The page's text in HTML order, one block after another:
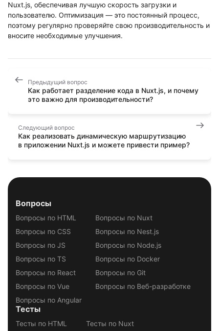
Nuxt.js, обеспечивая лучшую скорость загрузки и
пользователю. Оптимизация — это постоянный процесс,
поэтому регулярно проверяйте свою производительность и
вносите необходимые улучшения.
Предыдущий вопрос
Как работает разделение кода в Nuxt.js, и почему
это важно для производительности?
Следующий вопрос
Как реализовать динамическую маршрутизацию
в приложении Nuxt.js и можете привести пример?
Вопросы
Вопросы по HTML
Вопросы по CSS
Вопросы по JS
Вопросы по TS
Вопросы по React
Вопросы по Vue
Вопросы по Angular
Вопросы по Nuxt
Вопросы по Nest.js
Вопросы по Node.js
Вопросы по Docker
Вопросы по Git
Вопросы по Веб-разработке
Тесты
Тесты по HTML Тесты по Nuxt